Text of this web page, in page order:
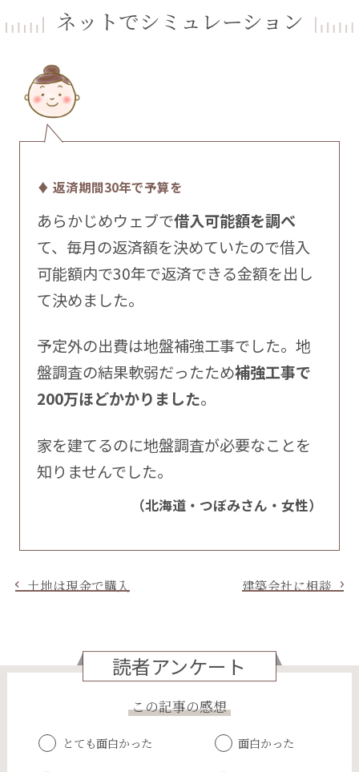
ネットでシミュレーション
♦ 返済期間30年で予算を
あらかじめウェブで借入可能額を調べ
て、毎月の返済額を決めていたので借入
可能額内で30年で返済できる金額を出し
て決めました。
予定外の出費は地盤補強工事でした。地
盤調査の結果軟弱だったため補強工事で
200万ほどかかりました。
家を建てるのに地盤調査が必要なことを
知りませんでした。
（北海道・つぼみさん・女性）
土地は現金で購入 建築会社に相談
読者アンケート
この記事の感想
とても面白かった 面白かった